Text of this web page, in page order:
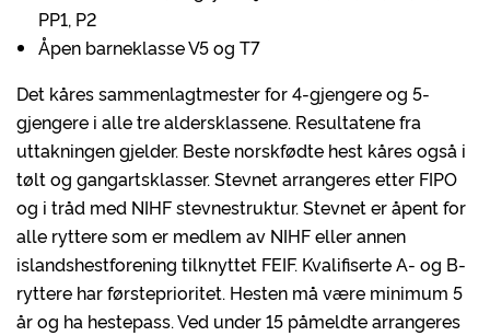
PP1, P2
Åpen barneklasse V5 og T7
Det kåres sammenlagtmester for 4-gjengere og 5-
gjengere i alle tre aldersklassene. Resultatene fra
uttakningen gjelder. Beste norskfødte hest kåres også i
tølt og gangartsklasser. Stevnet arrangeres etter FIPO
og i tråd med NIHF stevnestruktur. Stevnet er åpent for
alle ryttere som er medlem av NIHF eller annen
islandshestforening tilknyttet FEIF. Kvalifiserte A- og B-
ryttere har førsteprioritet. Hesten må være minimum 5
år og ha hestepass. Ved under 15 påmeldte arrangeres